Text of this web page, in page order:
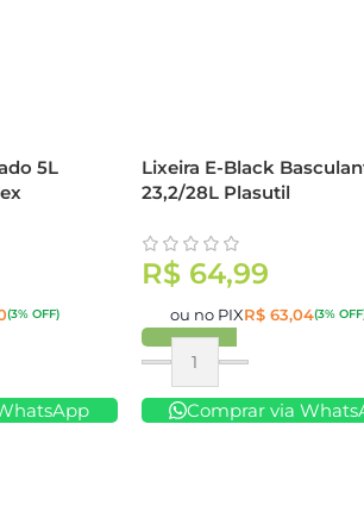
5L
(3% OFF)
Lixeira E-Black
23,2/28L Plasutil
R$64,99
ou no PIXR$63,04(3%
Comprar
Comprar via